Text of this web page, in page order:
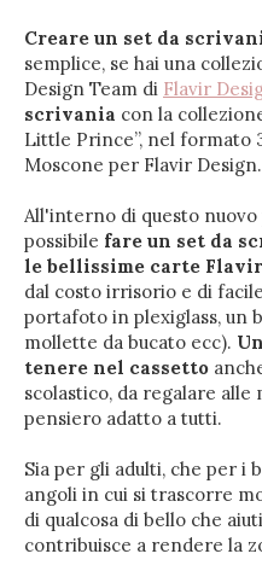
Creare un set da
semplice, se hai una
Design Team di Flavir
scrivania con la
Little Prince”, nel formato
Moscone per Flavir Design.
All'interno di questo
possibile fare un set da
le bellissime carte Flavir
dal costo irrisorio e di
portafoto in plexiglass, un
mollette da bucato ecc).
tenere nel cassetto
scolastico, da regalare alle
pensiero adatto a tutti.
Sia per gli adulti, che per i
angoli in cui si trascorre
di qualcosa di bello che
contribuisce a rendere la